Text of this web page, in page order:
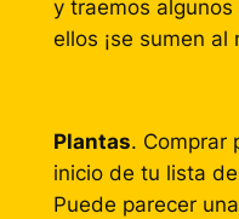
y traemos
ellos ¡se sumen al
Plantas. Comprar
inicio de tu lista
Puede parecer